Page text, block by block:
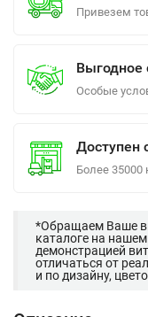
Привезем
Выгодное
Особые
Доступен
Более
*Обращаем Ваше
каталоге на
демонстрацией
отличаться от
и по дизайну,